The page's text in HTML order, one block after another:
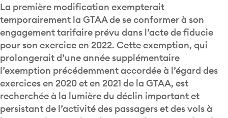
La première modification exempterait
temporairement la GTAA de se conformer à son
engagement tarifaire prévu dans l’acte de fiducie
pour son exercice en 2022. Cette exemption, qui
prolongerait d’une année supplémentaire
l’exemption précédemment accordée à l’égard des
exercices en 2020 et en 2021 de la GTAA, est
recherchée à la lumière du déclin important et
persistant de l’activité des passagers et des vols à